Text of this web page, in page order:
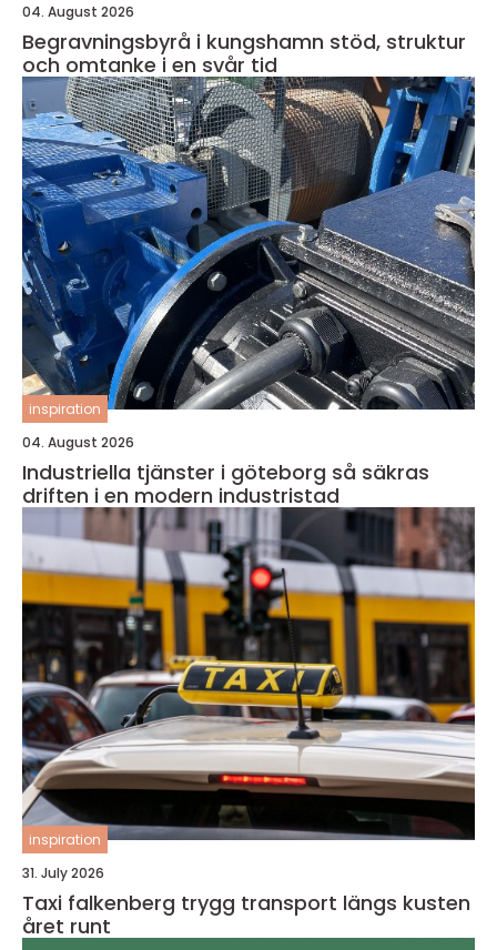
04. August 2026
Begravningsbyrå i kungshamn stöd, struktur
och omtanke i en svår tid
inspiration
04. August 2026
Industriella tjänster i göteborg så säkras
driften i en modern industristad
inspiration
31. July 2026
Taxi falkenberg trygg transport längs kusten
året runt